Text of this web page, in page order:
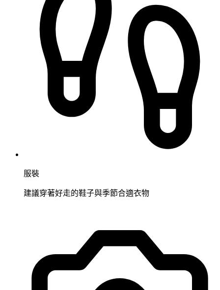
服裝
建議穿著好走的鞋子與季節合適衣物